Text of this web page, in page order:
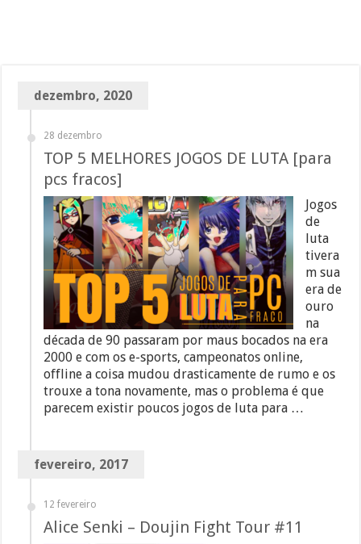
dezembro, 2020
28 dezembro
TOP 5 MELHORES JOGOS DE LUTA [para
pcs fracos]
Jogos
de
luta
tivera
m sua
era de
ouro
na
década de 90 passaram por maus bocados na era
2000 e com os e-sports, campeonatos online,
offline a coisa mudou drasticamente de rumo e os
trouxe a tona novamente, mas o problema é que
parecem existir poucos jogos de luta para …
fevereiro, 2017
12 fevereiro
Alice Senki – Doujin Fight Tour #11